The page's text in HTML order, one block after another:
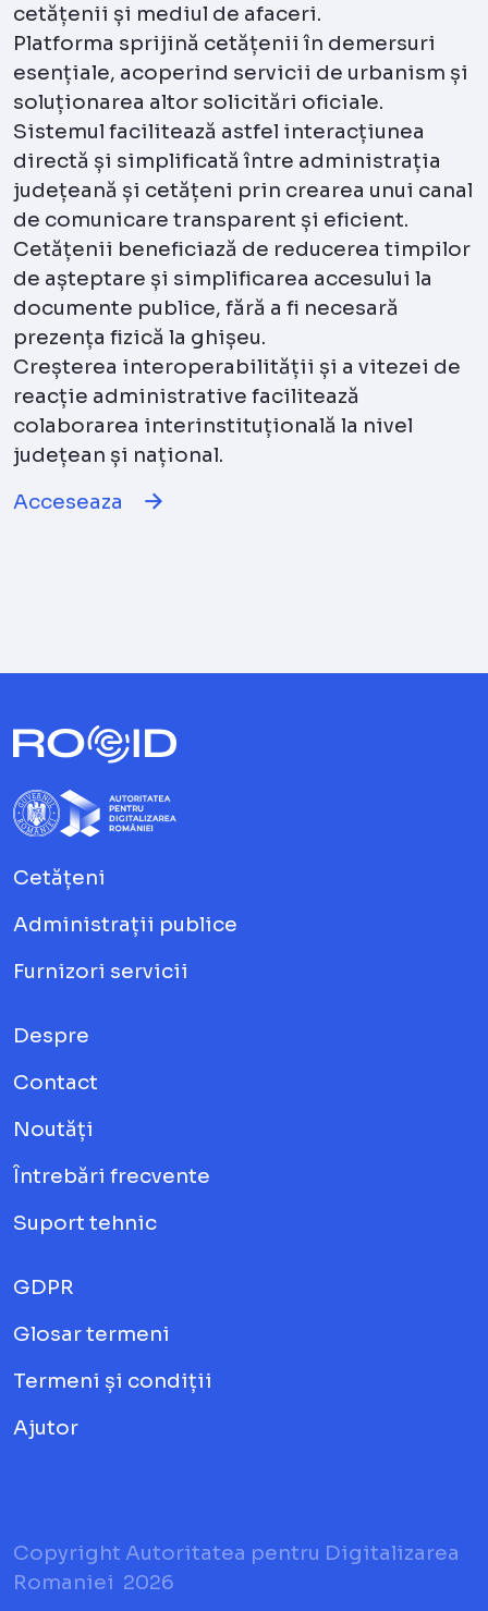
cetățenii și mediul de afaceri.
Platforma sprijină cetățenii în demersuri
esențiale, acoperind servicii de urbanism și
soluționarea altor solicitări oficiale.
Sistemul facilitează astfel interacțiunea
directă și simplificată între administrația
județeană și cetățeni prin crearea unui canal
de comunicare transparent și eficient.
Cetățenii beneficiază de reducerea timpilor
de așteptare și simplificarea accesului la
documente publice, fără a fi necesară
prezența fizică la ghișeu.
Creșterea interoperabilității și a vitezei de
reacție administrative facilitează
colaborarea interinstituțională la nivel
județean și național.
Acceseaza
Cetățeni
Administrații publice
Furnizori servicii
Despre
Contact
Noutăți
Întrebări frecvente
Suport tehnic
GDPR
Glosar termeni
Termeni și condiții
Ajutor
Copyright Autoritatea pentru Digitalizarea
Romaniei 2026